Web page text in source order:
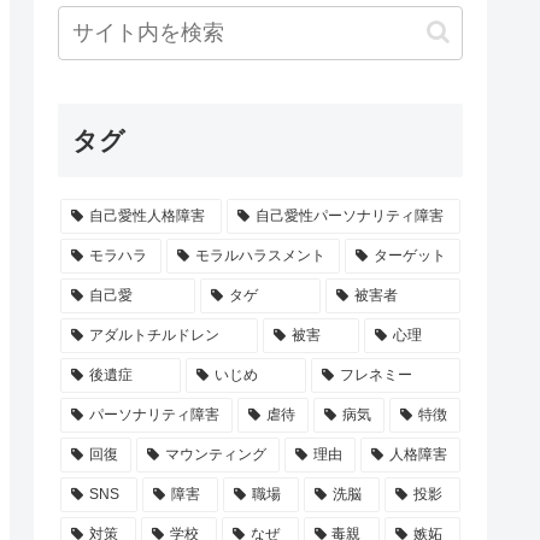
タグ
自己愛性人格障害 自己愛性パーソナリティ障害
モラハラ モラルハラスメント ターゲット
自己愛 タゲ 被害者
アダルトチルドレン 被害 心理
後遺症 いじめ フレネミー
パーソナリティ障害 虐待 病気 特徴
回復 マウンティング 理由 人格障害
SNS 障害 職場 洗脳 投影
対策 学校 なぜ 毒親 嫉妬